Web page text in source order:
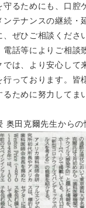
るためにも、口腔
テナンスの継続・
ぜひご相談くださ
話等によりご相談
は、より安心して
行っております。皆
ために努力してま
奥田克爾先生から